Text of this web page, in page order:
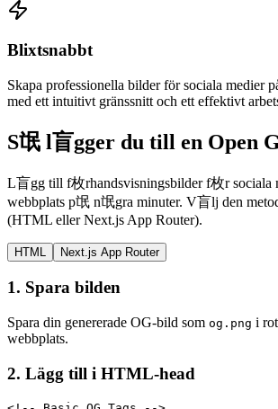
Blixtsnabbt
Skapa professionella bilder för sociala medier
med ett intuitivt gränssnitt och ett effektivt
S氓 l盲gger du till en Open
L盲gg till f枚rhandsvisningsbilder f枚r sociala
webbplats p氓 n氓gra minuter. V盲lj den
(HTML eller Next.js App Router).
HTML Next.js App Router
1. Spara bilden
Spara din genererade OG-bild som og.png i
webbplats.
2. Lägg till i HTML-head